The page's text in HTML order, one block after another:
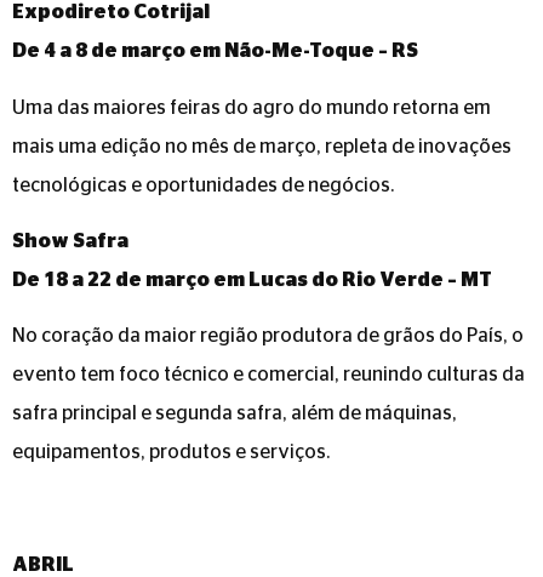
Expodireto Cotrijal
De 4 a 8 de março em Não-Me-Toque – RS
Uma das maiores feiras do agro do mundo retorna em
mais uma edição no mês de março, repleta de inovações
tecnológicas e oportunidades de negócios.
Show Safra
De 18 a 22 de março em Lucas do Rio Verde – MT
No coração da maior região produtora de grãos do País, o
evento tem foco técnico e comercial, reunindo culturas da
safra principal e segunda safra, além de máquinas,
equipamentos, produtos e serviços.
ABRIL